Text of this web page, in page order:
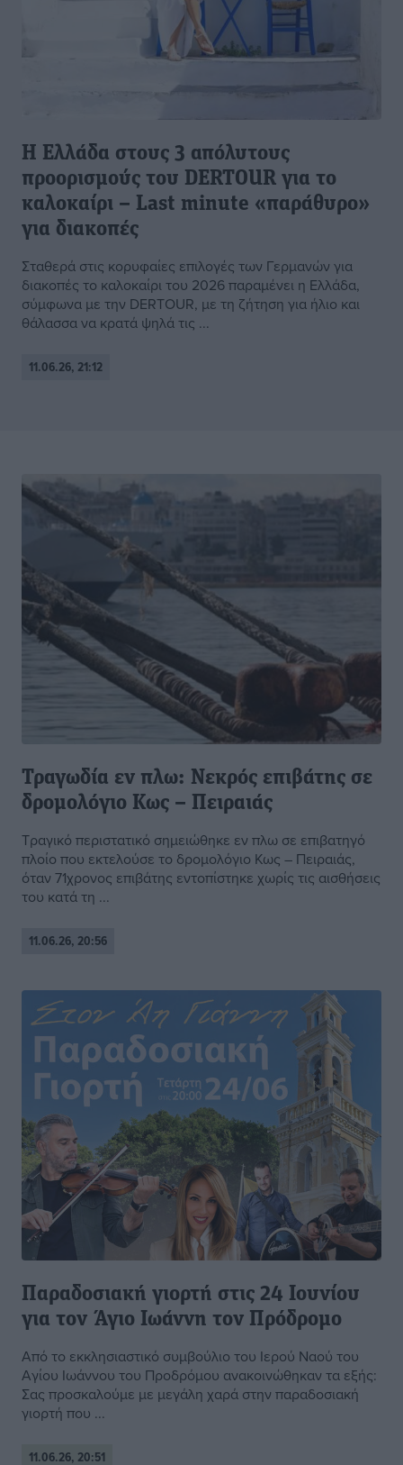
Η Ελλάδα στους 3 απόλυτους
προορισμούς του DERTOUR για το
καλοκαίρι – Last minute «παράθυρο»
για διακοπές
Σταθερά στις κορυφαίες επιλογές των Γερμανών για
διακοπές το καλοκαίρι του 2026 παραμένει η Ελλάδα,
σύμφωνα με την DERTOUR, με τη ζήτηση για ήλιο και
θάλασσα να κρατά ψηλά τις ...
11.06.26, 21:12
Τραγωδία εν πλω: Νεκρός επιβάτης σε
δρομολόγιο Κως – Πειραιάς
Τραγικό περιστατικό σημειώθηκε εν πλω σε επιβατηγό
πλοίο που εκτελούσε το δρομολόγιο Κως – Πειραιάς,
όταν 71χρονος επιβάτης εντοπίστηκε χωρίς τις αισθήσεις
του κατά τη ...
11.06.26, 20:56
Παραδοσιακή γιορτή στις 24 Ιουνίου
για τον Άγιο Ιωάννη τον Πρόδρομο
Από το εκκλησιαστικό συμβούλιο του Ιερού Ναού του
Αγίου Ιωάννου του Προδρόμου ανακοινώθηκαν τα εξής:
Σας προσκαλούμε με μεγάλη χαρά στην παραδοσιακή
γιορτή που ...
11.06.26, 20:51